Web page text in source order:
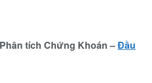
tích Chứng Khoán –Đầu